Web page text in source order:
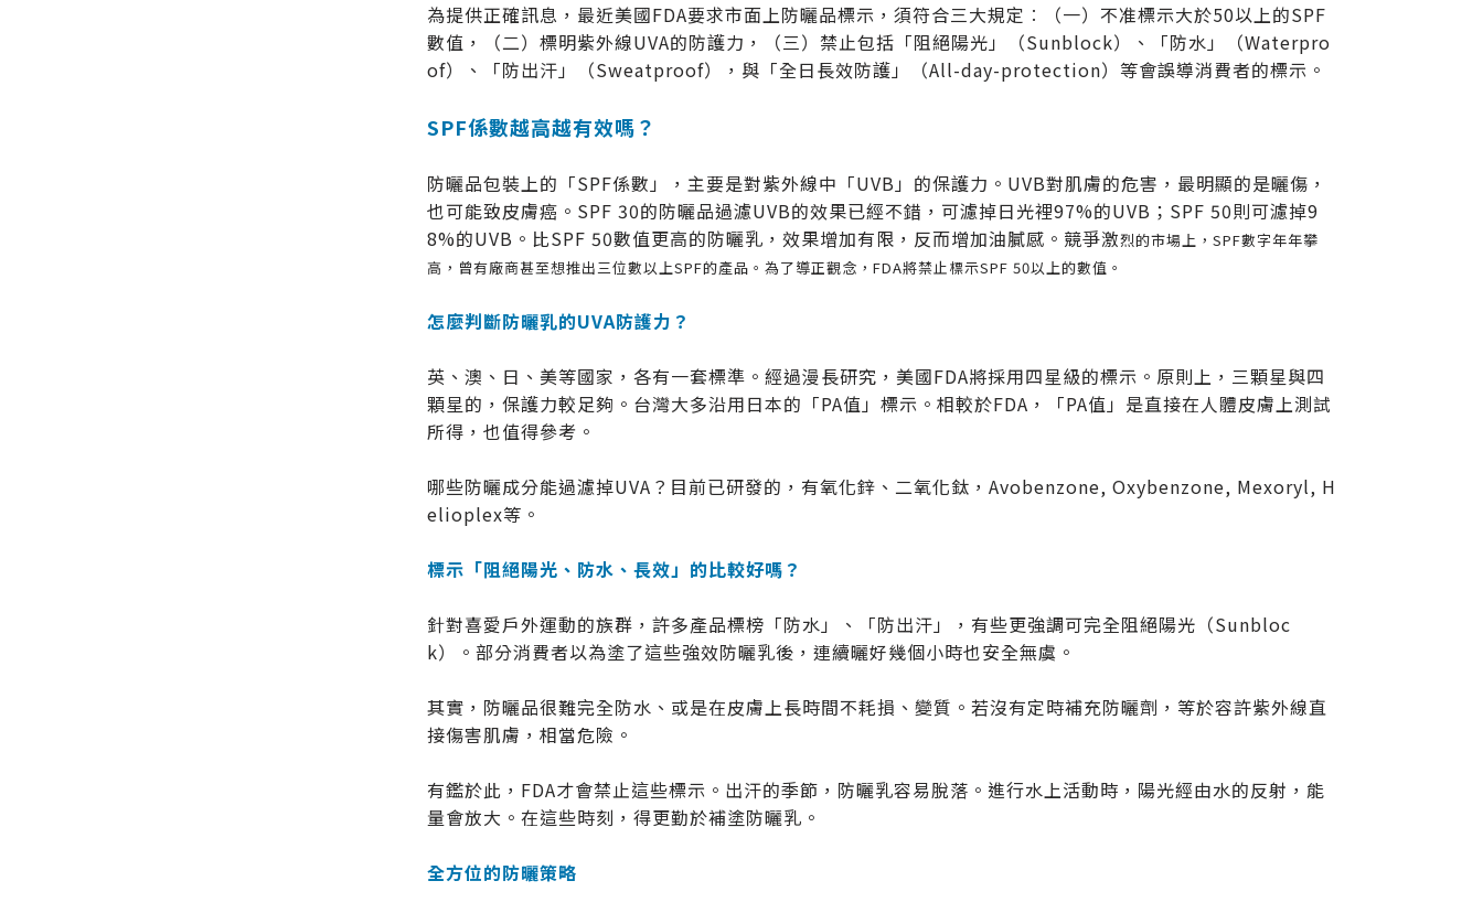
為提供正確訊息，最近美國FDA要求市面上防曬品標示，須符合三大規定︰（一）不准標示大於50以上的SPF
數值，（二）標明紫外線UVA的防護力，（三）禁止包括「阻絕陽光」（Sunblock）、「防水」（Waterpro
of）、「防出汗」（Sweatproof），與「全日長效防護」（All-day-protection）等會誤導消費者的標示。
SPF係數越高越有效嗎？
防曬品包裝上的「SPF係數」，主要是對紫外線中「UVB」的保護力。UVB對肌膚的危害，最明顯的是曬傷，
也可能致皮膚癌。SPF 30的防曬品過濾UVB的效果已經不錯，可濾掉日光裡97%的UVB；SPF 50則可濾掉9
8%的UVB。比SPF 50數值更高的防曬乳，效果增加有限，反而增加油膩感。競爭激烈的市場上，SPF數字年年攀
高，曾有廠商甚至想推出三位數以上SPF的產品。為了導正觀念，FDA將禁止標示SPF 50以上的數值。
怎麼判斷防曬乳的UVA防護力？
英、澳、日、美等國家，各有一套標準。經過漫長研究，美國FDA將採用四星級的標示。原則上，三顆星與四
顆星的，保護力較足夠。台灣大多沿用日本的「PA值」標示。相較於FDA，「PA值」是直接在人體皮膚上測試
所得，也值得參考。
哪些防曬成分能過濾掉UVA？目前已研發的，有氧化鋅、二氧化鈦，Avobenzone, Oxybenzone, Mexoryl, H
elioplex等。
標示「阻絕陽光、防水、長效」的比較好嗎？
針對喜愛戶外運動的族群，許多產品標榜「防水」、「防出汗」，有些更強調可完全阻絕陽光（Sunbloc
k）。部分消費者以為塗了這些強效防曬乳後，連續曬好幾個小時也安全無虞。
其實，防曬品很難完全防水、或是在皮膚上長時間不耗損、變質。若沒有定時補充防曬劑，等於容許紫外線直
接傷害肌膚，相當危險。
有鑑於此，FDA才會禁止這些標示。出汗的季節，防曬乳容易脫落。進行水上活動時，陽光經由水的反射，能
量會放大。在這些時刻，得更勤於補塗防曬乳。
全方位的防曬策略